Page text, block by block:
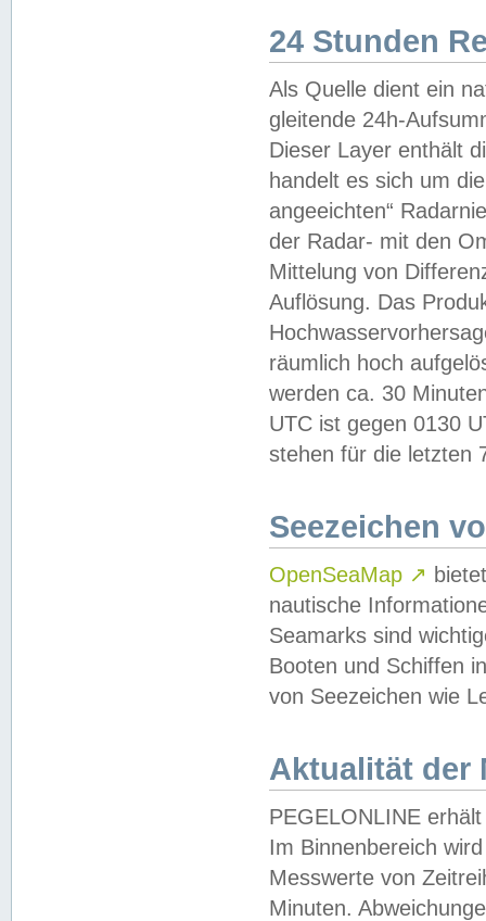
24 Stunden
Als Quelle dient ein
gleitende 24h-
Dieser Layer enthält
handelt es sich um
angeeichten“
der Radar- mit den
Mittelung von
Auflösung. Das
räumlich hoch
werden ca. 30
UTC ist gegen 0130
stehen für die letzten
Seezeichen
OpenSeaMap ↗
nautische
Seamarks sind
Booten und Schiffen
von Seezeichen wie
Aktualität der
PEGELONLINE
Im Binnenbereich
Messwerte von
Minuten.